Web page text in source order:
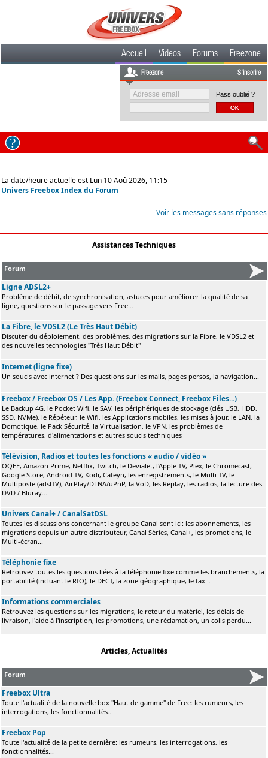
Accueil Videos Forums Freezone
Freezone S'inscrire
Pass oublié ?
La date/heure actuelle est Lun 10 Aoû 2026, 11:15
Univers Freebox Index du Forum
Voir les messages sans réponses
Assistances Techniques
Forum
Ligne ADSL2+
Problème de débit, de synchronisation, astuces pour améliorer la qualité de sa
ligne, questions sur le passage vers Free...
La Fibre, le VDSL2 (Le Très Haut Débit)
Discuter du déploiement, des problèmes, des migrations sur la Fibre, le VDSL2 et
des nouvelles technologies "Très Haut Débit"
Internet (ligne fixe)
Un soucis avec internet ? Des questions sur les mails, pages persos, la navigation...
Freebox / Freebox OS / Les App. (Freebox Connect, Freebox Files...)
Le Backup 4G, le Pocket Wifi, le SAV, les périphériques de stockage (clés USB, HDD,
SSD, NVMe), le Répéteur, le Wifi, les Applications mobiles, les mises à jour, le LAN, la
Domotique, le Pack Sécurité, la Virtualisation, le VPN, les problèmes de
températures, d'alimentations et autres soucis techniques
Télévision, Radios et toutes les fonctions « audio / vidéo »
OQEE, Amazon Prime, Netflix, Twitch, le Devialet, l'Apple TV, Plex, le Chromecast,
Google Store, Android TV, Kodi, Cafeyn, les enregistrements, le Multi TV, le
Multiposte (adslTV), AirPlay/DLNA/uPnP, la VoD, les Replay, les radios, la lecture des
DVD / Bluray...
Univers Canal+ / CanalSatDSL
Toutes les discussions concernant le groupe Canal sont ici: les abonnements, les
migrations depuis un autre distributeur, Canal Séries, Canal+, les promotions, le
Multi-écran...
Téléphonie fixe
Retrouvez toutes les questions liées à la téléphonie fixe comme les branchements, la
portabilité (incluant le RIO), le DECT, la zone géographique, le fax...
Informations commerciales
Retrouvez les questions sur les migrations, le retour du matériel, les délais de
livraison, l'aide à l'inscription, les promotions, une réclamation, un colis perdu...
Articles, Actualités
Forum
Freebox Ultra
Toute l'actualité de la nouvelle box "Haut de gamme" de Free: les rumeurs, les
interrogations, les fonctionnalités...
Freebox Pop
Toute l'actualité de la petite dernière: les rumeurs, les interrogations, les
fonctionnalités...